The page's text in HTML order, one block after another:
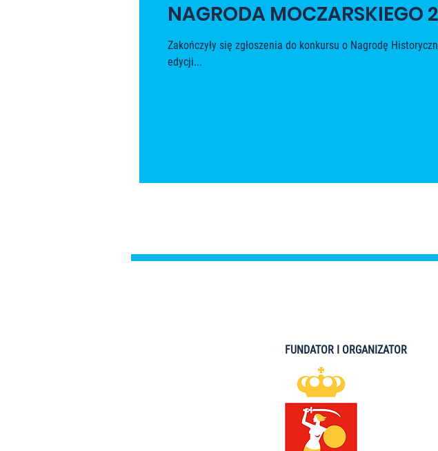
Zakończyły się zgłoszenia do konkursu o Nagrodę
edycji...
FUNDATOR I ORGANIZATOR